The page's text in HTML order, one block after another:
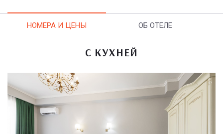
НОМЕРА И ЦЕНЫ ОБ ОТЕЛЕ
С КУХНЕЙ